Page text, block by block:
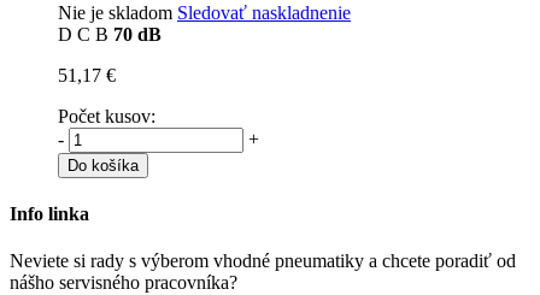
Nie je skladom Sledovať naskladnenie
D C B 70 dB
51,17 €
Počet kusov:
-
+
Do košíka
Info linka
Neviete si rady s výberom vhodné pneumatiky a chcete poradiť od
nášho servisného pracovníka?